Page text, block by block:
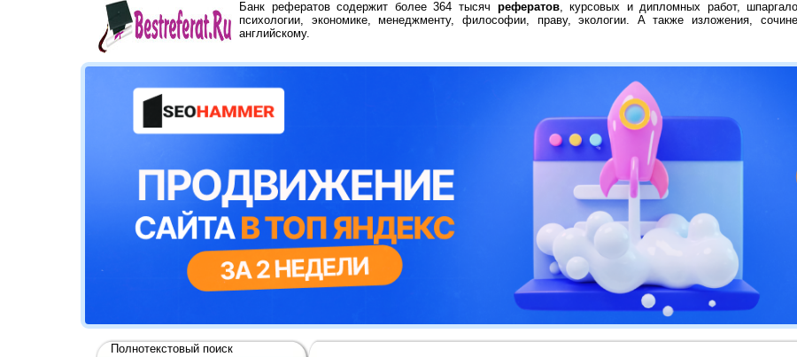
Банк рефератов содержит более 364 тысяч рефератов, курсовых и дипломных работ,
психологии, экономике, менеджменту, философии, праву, экологии. А также изложения,
английскому.
Полнотекстовый поиск